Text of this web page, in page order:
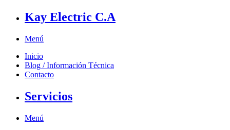
Kay Electric C.A
Menú
Inicio
Blog / Información Técnica
Contacto
Servicios
Menú